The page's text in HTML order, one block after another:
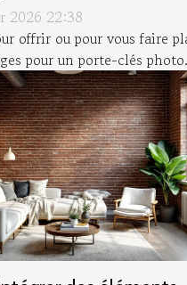
2026 22:38
offrir ou pour vous faire
pour un porte-clés